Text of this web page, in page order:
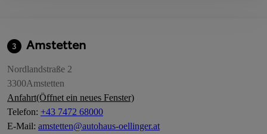
3 Amstetten
Nordlandstraße 2
3300Amstetten
Anfahrt(Öffnet ein neues Fenster)
Telefon: +43 7472 68000
E-Mail: amstetten@autohaus-oellinger.at